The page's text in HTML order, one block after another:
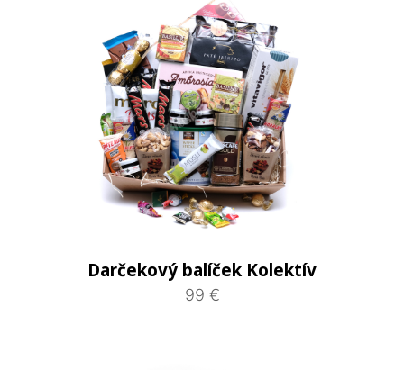
Darčekový balíček Kolektív
99 €